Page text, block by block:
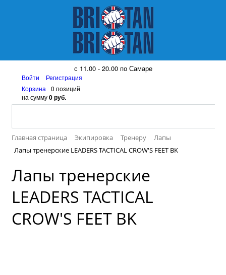
8 (917) 161 08 99
с 11.00 - 20.00 по Самаре
Войти
Регистрация
Корзина
0 позиций
на сумму0 руб.
Главная страница Экипировка Тренеру
Лапы
Лапы тренерские LEADERS TACTICAL CROW'S FEET BK
Лапы тренерские
LEADERS TACTICAL
CROW'S FEET BK